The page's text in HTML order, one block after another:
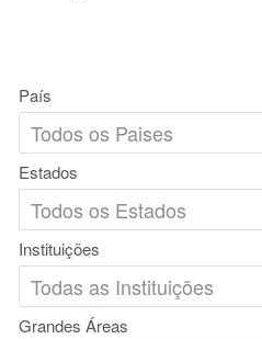
País
Estados
Instituições
Grandes Áreas